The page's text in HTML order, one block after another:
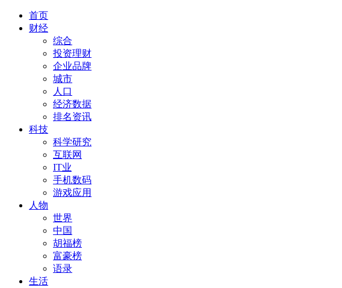
首页
财经
综合
投资理财
企业品牌
城市
人口
经济数据
排名资讯
科技
科学研究
互联网
IT业
手机数码
游戏应用
人物
世界
中国
胡福榜
富豪榜
语录
生活